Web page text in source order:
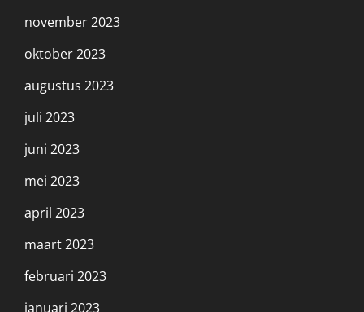
november 2023
oktober 2023
augustus 2023
juli 2023
juni 2023
mei 2023
april 2023
maart 2023
februari 2023
januari 2023